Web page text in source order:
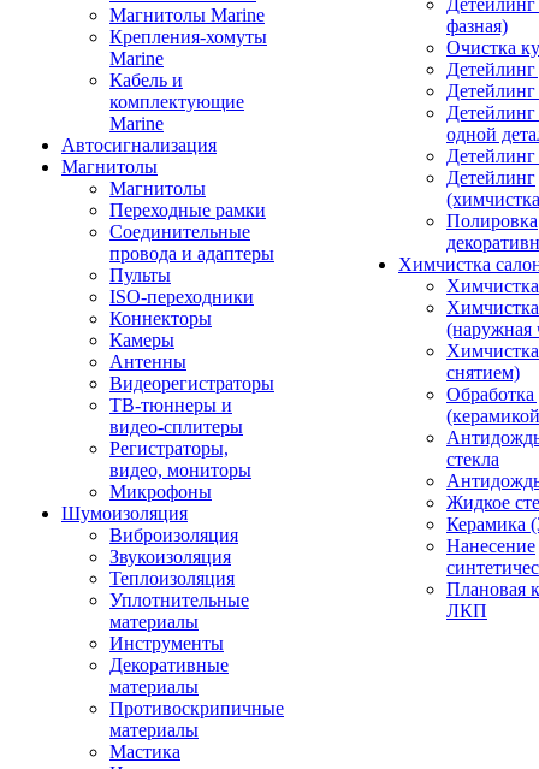
Магнитолы Marine
Крепления-хомуты
Marine
Кабель и
комплектующие
Marine
Автосигнализация
Магнитолы
Магнитолы
Переходные рамки
Соединительные
провода и адаптеры
Пульты
ISO-переходники
Коннекторы
Камеры
Антенны
Видеорегистраторы
ТВ-тюннеры и
видео-сплитеры
Регистраторы,
видео, мониторы
Микрофоны
Шумоизоляция
Виброизоляция
Звукоизоляция
Теплоизоляция
Уплотнительные
материалы
Инструменты
Декоративные
материалы
Противоскрипичные
материалы
Мастика
фазная)
Очистка
Детейлинг
одной
Детейлинг
Полировка
Химчистка
(наружная
снятием)
Обработка
стекла
Жидкое
Керамика
Нанесение
Плановая
ЛКП